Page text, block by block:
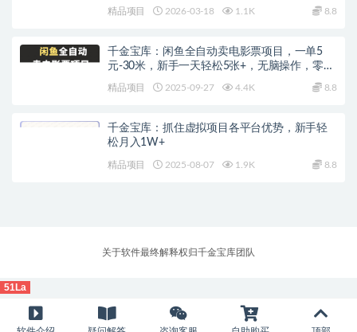
精品项目 2026-03-18 1.1K 8.8
千金宝库：闲鱼全自动卖电影票项目，一单5
元-30米，新手一天轻松5张+，无脑操作，零投
精品项目 2025-09-27 4.4K 8.8
千金宝库：抓住虚拟项目各平台优势，新手轻
松月入1W+
精品项目 2025-08-07 1.9K 8.8
关于软件最终解释权归千金宝库团队
51La